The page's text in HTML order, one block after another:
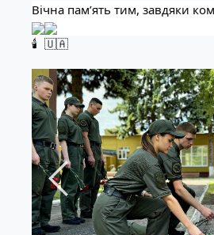
Вічна пам’ять тим, завдяки